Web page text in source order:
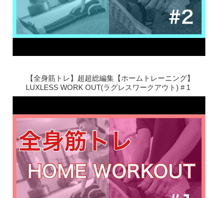
【全身筋トレ】超超総編集【ホームトレーニング】
LUXLESS WORK OUT(ラグレスワークアウト) # 1